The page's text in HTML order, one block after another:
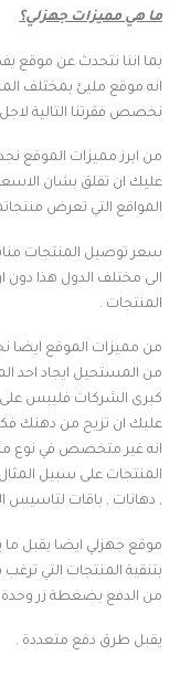
ما هي مميزات جهزلي؟
بما اننا نتحدث عن موقع
انه موقع مليئ بمختلف
نخصص فقرتنا التالية
من ابرز مميزات الموقع
عليك ان تقلق بشان
المواقع التي تعرض
سعر توصيل المنتجات
الى مختلف الدول هذا
المنتجات .
من مميزات الموقع ايضا
من المستحيل ايجاد احد
كبرى الشركات فليبس على
عليك ان تزيح من دهنك
انه غير متخصص في نوع
المنتجات على سبيل
, دهانات , باقات لتاسيس
موقع جهزلي ايضا يقبل
بتنقية المنتجات التي
من الدفع بضغطة زر وحدة
يقبل طرق دفع متعددة .